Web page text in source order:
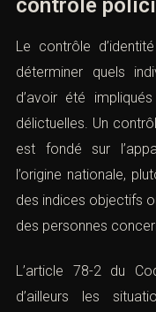
Le contrôle
déterminer quels
d’avoir été
délictuelles. Un
est fondé sur
l’origine nationale,
des indices objectifs
des personnes
L’article 78-2 du
d’ailleurs les